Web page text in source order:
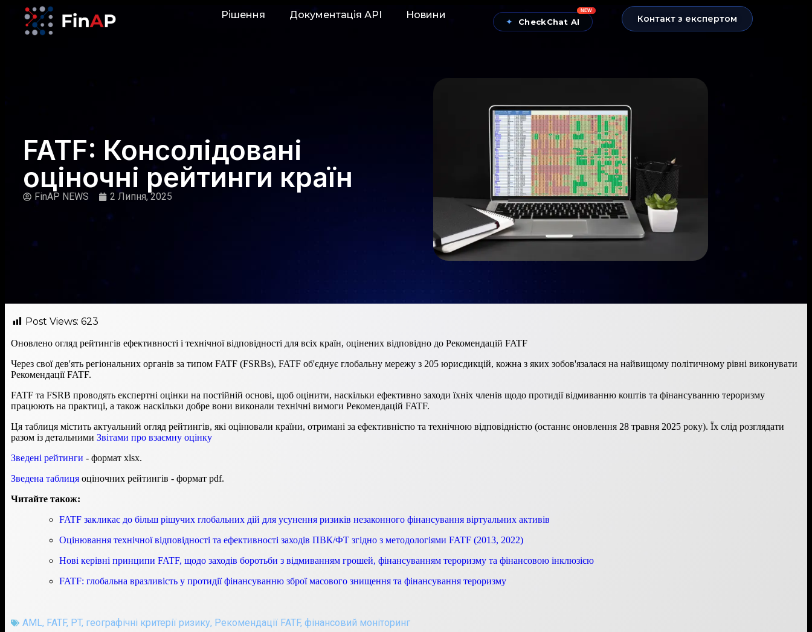
Рішення Документація АРІ Новини
✦ CheckChat AI
NEW
Контакт з експертом
FATF: Консолідовані
оціночні рейтинги країн
FinAP NEWS 2 Липня, 2025
Post Views: 623
Оновлено огляд рейтингів ефективності і технічної відповідності для всіх країн, оцінених відповідно до Рекомендацій FATF
Через свої дев'ять регіональних органів за типом FATF (FSRBs), FATF об'єднує глобальну мережу з 205 юрисдикцій, кожна з яких зобов'язалася на найвищому політичному рівні виконувати
Рекомендації FATF.
FATF та FSRB проводять експертні оцінки на постійній основі, щоб оцінити, наскільки ефективно заходи їхніх членів щодо протидії відмиванню коштів та фінансуванню тероризму
працюють на практиці, а також наскільки добре вони виконали технічні вимоги Рекомендацій FATF.
Ця таблиця містить актуальний огляд рейтингів, які оцінювали країни, отримані за ефективністю та технічною відповідністю (останнє оновлення 28 травня 2025 року). Їх слід розглядати
разом із детальними Звітами про взаємну оцінку
Зведені рейтинги - формат xlsx.
Зведена таблиця оціночних рейтингів - формат pdf.
Читайте також:
FATF закликає до більш рішучих глобальних дій для усунення ризиків незаконного фінансування віртуальних активів
Оцінювання технічної відповідності та ефективності заходів ПВК/ФТ згідно з методологіями FATF (2013, 2022)
Нові керівні принципи FATF, щодо заходів боротьби з відмиванням грошей, фінансуванням тероризму та фінансовою інклюзією
FATF: глобальна вразливість у протидії фінансуванню зброї масового знищення та фінансування тероризму
AML, FATF, PT, географічні критерії ризику, Рекомендації FATF, фінансовий моніторинг